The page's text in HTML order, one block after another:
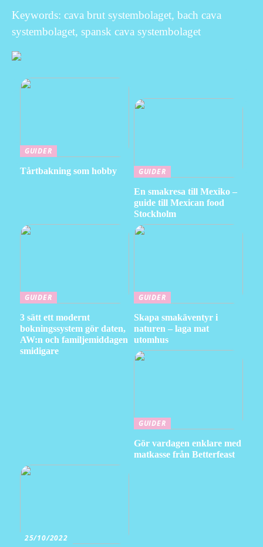
Keywords: cava brut systembolaget, bach cava
systembolaget, spansk cava systembolaget
GUIDER
Tårtbakning som hobby GUIDER
En smakresa till Mexiko –
guide till Mexican food
Stockholm
GUIDER
3 sätt ett modernt
bokningssystem gör daten,
AW:n och familjemiddagen
smidigare
GUIDER
Skapa smakäventyr i
naturen – laga mat
utomhus
GUIDER
Gör vardagen enklare med
matkasse från Betterfeast
25/10/2022